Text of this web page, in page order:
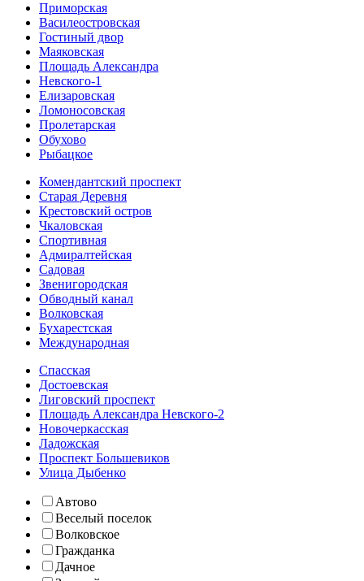
Приморская
Василеостровская
Гостиный двор
Маяковская
Площадь Александра
Невского-1
Елизаровская
Ломоносовская
Пролетарская
Обухово
Рыбацкое
Комендантский проспект
Старая Деревня
Крестовский остров
Чкаловская
Спортивная
Адмиралтейская
Садовая
Звенигородская
Обводный канал
Волковская
Бухарестская
Международная
Спасская
Достоевская
Лиговский проспект
Площадь Александра Невского-2
Новочеркасская
Ладожская
Проспект Большевиков
Улица Дыбенко
Автово
Веселый поселок
Волковское
Гражданка
Дачное